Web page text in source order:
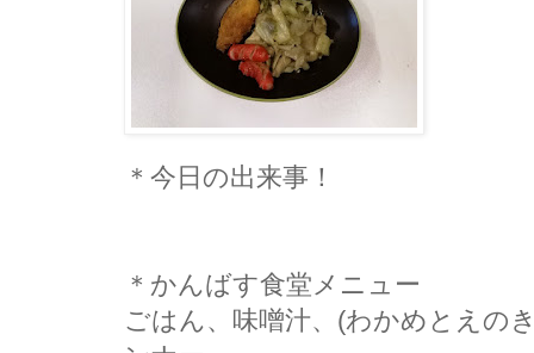
＊今日の出来事！
＊かんばす食堂メニュー
ごはん、味噌汁、(わかめとえの